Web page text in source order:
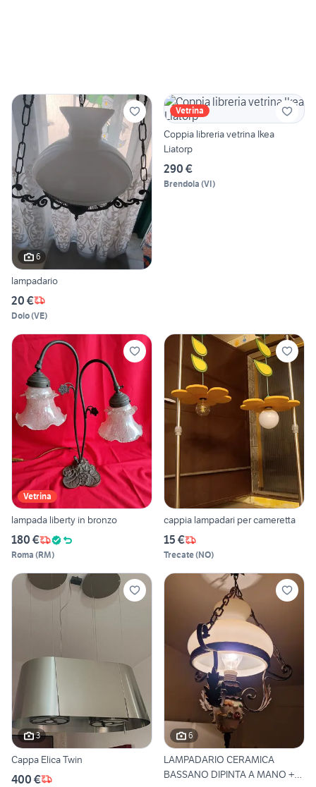
6
lampadario
20 €
Dolo(VE)
Vetrina
Coppia libreria vetrina Ikea
Liatorp
290 €
Brendola (VI)
Vetrina
lampada liberty in bronzo
180 €
Roma (RM)
cappia lampadari per cameretta
15 €
Trecate(NO)
3
Cappa Elica Twin
400 €
6
LAMPADARIO CERAMICA
BASSANO DIPINTA A MANO +